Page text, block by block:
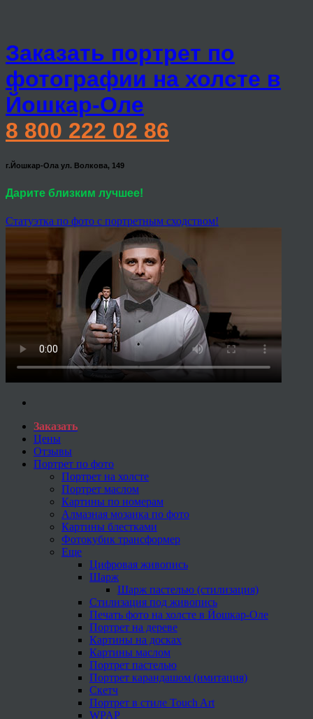
Заказать портрет по
фотографии на холсте в
Йошкар-Оле
8 800 222 02 86
г.Йошкар-Ола ул. Волкова, 149
Дарите близким лучшее!
Статуэтка по фото с портретным сходством!
Заказать
Цены
Отзывы
Портрет по фото
Портрет на холсте
Портрет маслом
Картины по номерам
Алмазная мозаика по фото
Картины блестками
Фотокубик трансформер
Еще
Цифровая живопись
Шарж
Шарж пастелью (стилизация)
Стилизация под живопись
Печать фото на холсте в Йошкар-Оле
Портрет на дереве
Картины на досках
Картины маслом
Портрет пастелью
Портрет карандашом (имитация)
Скетч
Портрет в стиле Touch Art
WPAP